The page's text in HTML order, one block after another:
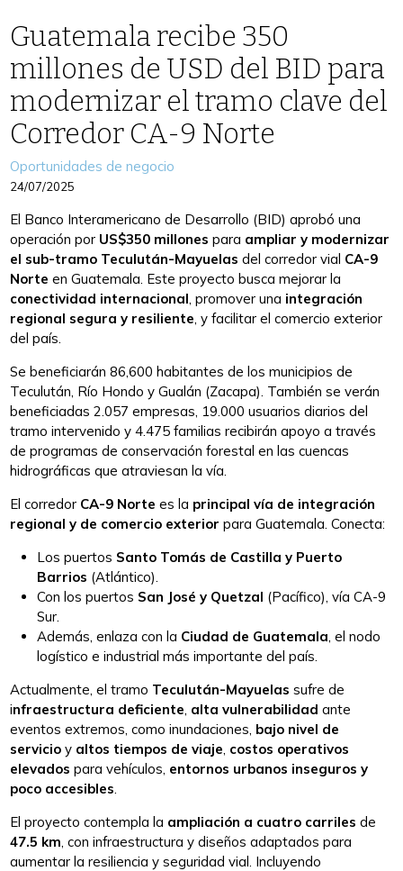
Guatemala recibe 350
millones de USD del BID para
modernizar el tramo clave del
Corredor CA-9 Norte
Categories
Oportunidades de negocio
24/07/2025
El Banco Interamericano de Desarrollo (BID) aprobó una
operación por US$350 millones para ampliar y modernizar
el sub-tramo Teculután-Mayuelas del corredor vial CA-9
Norte en Guatemala. Este proyecto busca mejorar la
conectividad internacional, promover una integración
regional segura y resiliente, y facilitar el comercio exterior
del país.
Se beneficiarán 86,600 habitantes de los municipios de
Teculután, Río Hondo y Gualán (Zacapa). También se verán
beneficiadas 2.057 empresas, 19.000 usuarios diarios del
tramo intervenido y 4.475 familias recibirán apoyo a través
de programas de conservación forestal en las cuencas
hidrográficas que atraviesan la vía.
El corredor CA-9 Norte es la principal vía de integración
regional y de comercio exterior para Guatemala. Conecta:
Los puertos Santo Tomás de Castilla y Puerto
Barrios (Atlántico).
Con los puertos San José y Quetzal (Pacífico), vía CA-9
Sur.
Además, enlaza con la Ciudad de Guatemala, el nodo
logístico e industrial más importante del país.
Actualmente, el tramo Teculután-Mayuelas sufre de
infraestructura deficiente, alta vulnerabilidad ante
eventos extremos, como inundaciones, bajo nivel de
servicio y altos tiempos de viaje, costos operativos
elevados para vehículos, entornos urbanos inseguros y
poco accesibles.
El proyecto contempla la ampliación a cuatro carriles de
47.5 km, con infraestructura y diseños adaptados para
aumentar la resiliencia y seguridad vial. Incluyendo